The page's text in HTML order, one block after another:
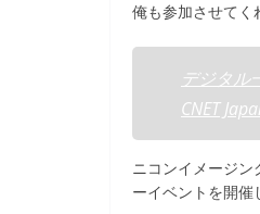
俺も参加させてく
デジタル
CNET
ニコンイメージ
ーイベントを開催